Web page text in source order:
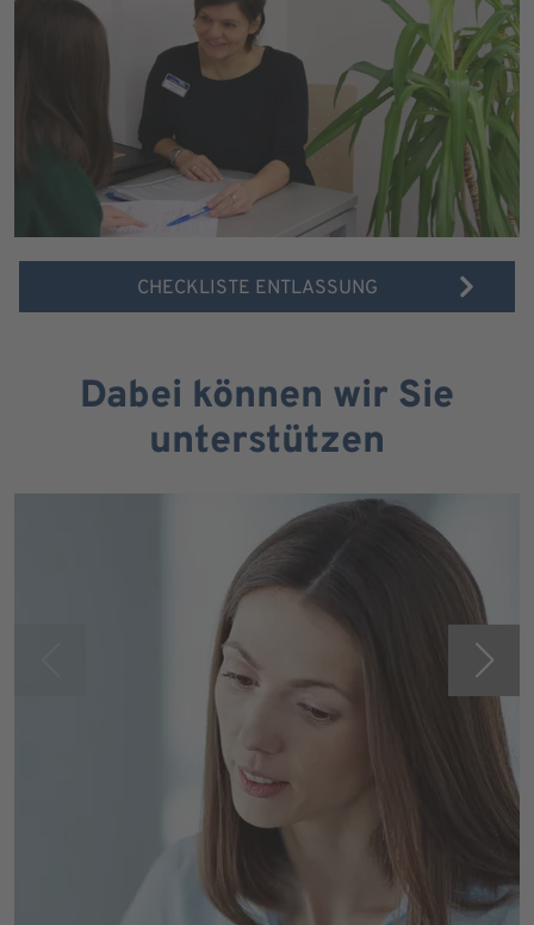
CHECKLISTE ENTLASSUNG
Dabei können wir Sie
unterstützen